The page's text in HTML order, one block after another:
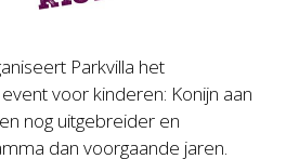
Parkvilla het
voor kinderen: Konijn aan
nog uitgebreider en
dan voorgaande jaren.